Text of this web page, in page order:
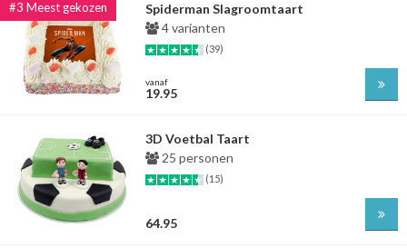
Spiderman Slagroomtaart
4 varianten
(39)
vanaf
19.95
3D Voetbal Taart
25 personen
(15)
64.95